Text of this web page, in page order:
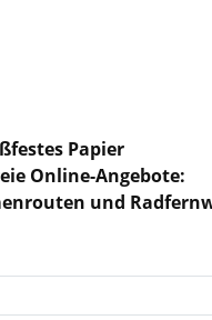
Papier
Online-Angebote:
und